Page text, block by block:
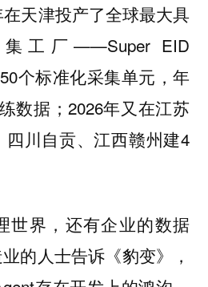
天津投产了全球最大具
工厂——Super EID
个标准化采集单元，年
数据；2026年又在江苏
川自贡、江西赣州建4
世界，还有企业的数据
的人士告诉《豹变》，